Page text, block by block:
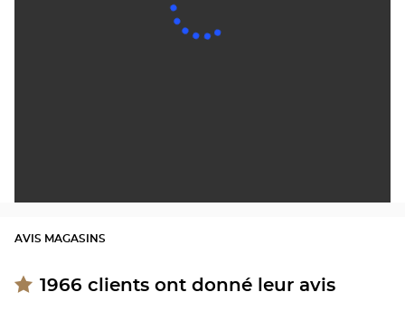
AVIS MAGASINS
1966 clients ont donné leur avis